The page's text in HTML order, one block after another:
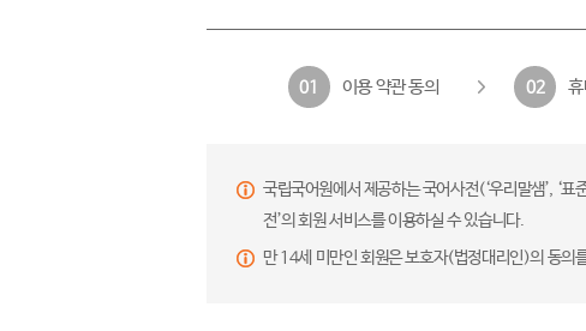
01 이용 약관 동의 02
국립국어원에서 제공하는 국어사전(‘우리말샘’, ‘
전’의 회원 서비스를 이용하실 수 있습니다.
만 14세 미만인 회원은 보호자(법정대리인)의 동의